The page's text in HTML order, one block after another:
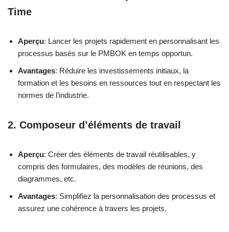
Time
Aperçu: Lancer les projets rapidement en personnalisant les
processus basés sur le PMBOK en temps opportun.
Avantages: Réduire les investissements initiaux, la
formation et les besoins en ressources tout en respectant les
normes de l’industrie.
2. Composeur d’éléments de travail
Aperçu: Créer des éléments de travail réutilisables, y
compris des formulaires, des modèles de réunions, des
diagrammes, etc.
Avantages: Simplifiez la personnalisation des processus et
assurez une cohérence à travers les projets.